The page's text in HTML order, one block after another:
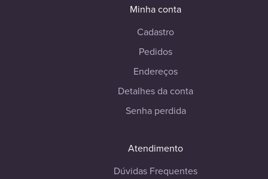
Minha conta
Cadastro
Pedidos
Endereços
Detalhes da conta
Senha perdida
Atendimento
Dúvidas Frequentes